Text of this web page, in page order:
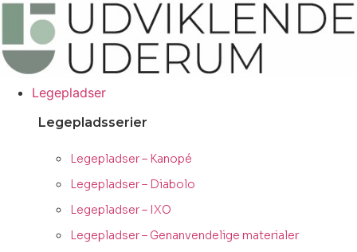
Videre
indhold
Legepladser
Legepladsserier
Legepladser – Kanopé
Legepladser – Diabolo
Legepladser – IXO
Legepladser – Genanvendelige materialer